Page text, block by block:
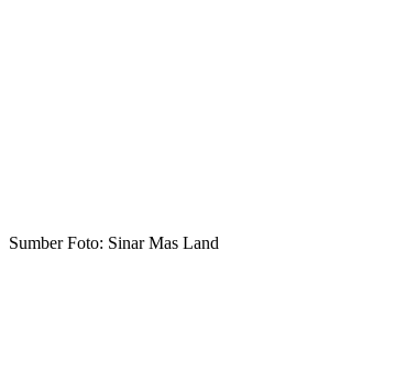
Sumber Foto: Sinar Mas Land